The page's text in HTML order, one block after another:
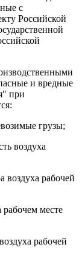
с
Российской
и вредные
при
грузы;
воздуха
рабочей
месте
рабочей